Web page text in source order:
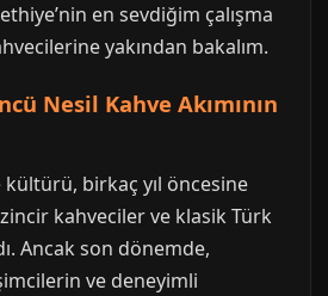
en sevdiğim çalışma
yakından bakalım.
Nesil Kahve Akımının
kültürü, birkaç yıl öncesine
kahveciler ve klasik Türk
Ancak son dönemde,
ve deneyimli